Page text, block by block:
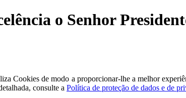
o Senhor
Cookies de modo a proporcionar-lhe a melhor
consulte a Política de proteção de dados e de